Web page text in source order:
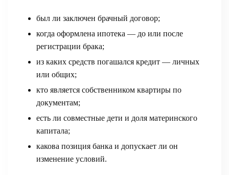
был ли заключен брачный договор;
когда оформлена ипотека — до или после
регистрации брака;
из каких средств погашался кредит — личных
или общих;
кто является собственником квартиры по
документам;
есть ли совместные дети и доля материнского
капитала;
какова позиция банка и допускает ли он
изменение условий.